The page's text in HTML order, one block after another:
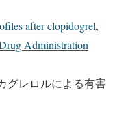
after clopidogrel,
Administration
グレロルによる有害